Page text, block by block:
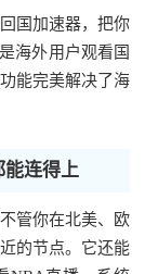
国加速器，把你
是海外用户观看国
能完美解决了海
能连得上
管你在北美、欧
的节点。它还能